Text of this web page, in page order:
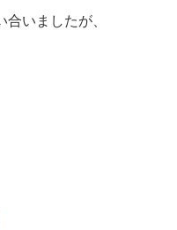
いましたが、